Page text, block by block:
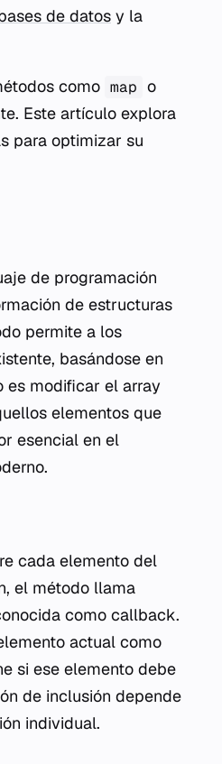
de datos y la
como map o
Este artículo explora
para optimizar su
de programación
de estructuras
permite a los
basándose en
es modificar el array
elementos que
esencial en el
cada elemento del
el método llama
como callback.
actual como
si ese elemento debe
de inclusión depende
individual.